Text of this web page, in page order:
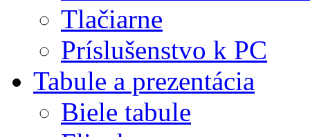
Tlačiarne
Príslušenstvo k PC
Tabule a prezentácia
Biele tabule